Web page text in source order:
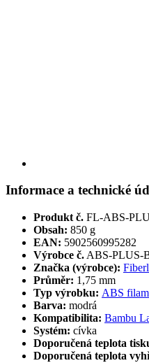
Informace a technické
Produkt č. FL-ABS-
Obsah: 850 g
EAN: 5902560995282
Výrobce č. ABS-PLUS-
Značka (výrobce):
Průměr: 1,75 mm
Typ výrobku: ABS
Barva: modrá
Kompatibilita: Bambu
Systém: cívka
Doporučená teplota
Doporučená teplota